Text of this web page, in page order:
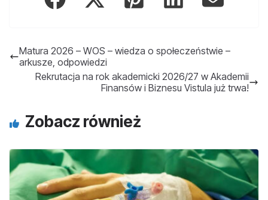
Matura 2026 – WOS – wiedza o społeczeństwie –
arkusze, odpowiedzi
Rekrutacja na rok akademicki 2026/27 w Akademii
Finansów i Biznesu Vistula już trwa!
Zobacz również